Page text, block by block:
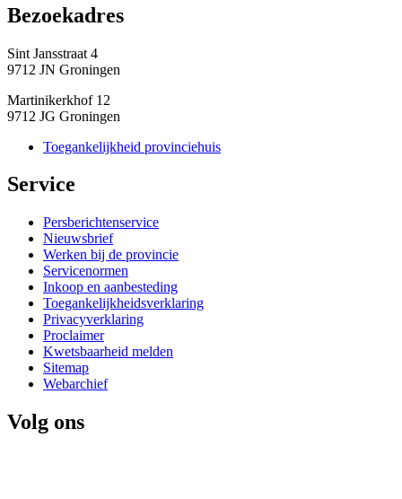
Bezoekadres
Sint Jansstraat 4
9712 JN Groningen
Martinikerkhof 12
9712 JG Groningen
Toegankelijkheid provinciehuis
Service
Persberichtenservice
Nieuwsbrief
Werken bij de provincie
Servicenormen
Inkoop en aanbesteding
Toegankelijkheidsverklaring
Privacyverklaring
Proclaimer
Kwetsbaarheid melden
Sitemap
Webarchief
Volg ons